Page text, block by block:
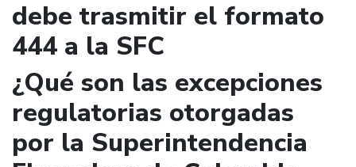
debe trasmitir el formato
444 a la SFC
¿Qué son las excepciones
regulatorias otorgadas
por la Superintendencia